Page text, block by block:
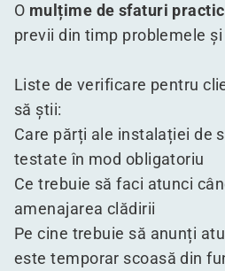
O mulțime de sfaturi
previi din timp problemele
Liste de verificare pentru
să știi:
Care părți ale instalației de
testate în mod obligatoriu
Ce trebuie să faci atunci
amenajarea clădirii
Pe cine trebuie să anunți
este temporar scoasă din